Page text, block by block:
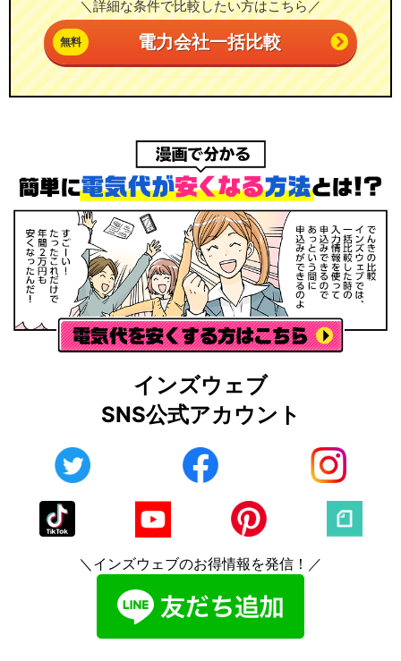
＼詳細な条件で比較したい方はこちら／
電力会社一括比較
インズウェブ
SNS公式アカウント
＼インズウェブのお得情報を発信！／